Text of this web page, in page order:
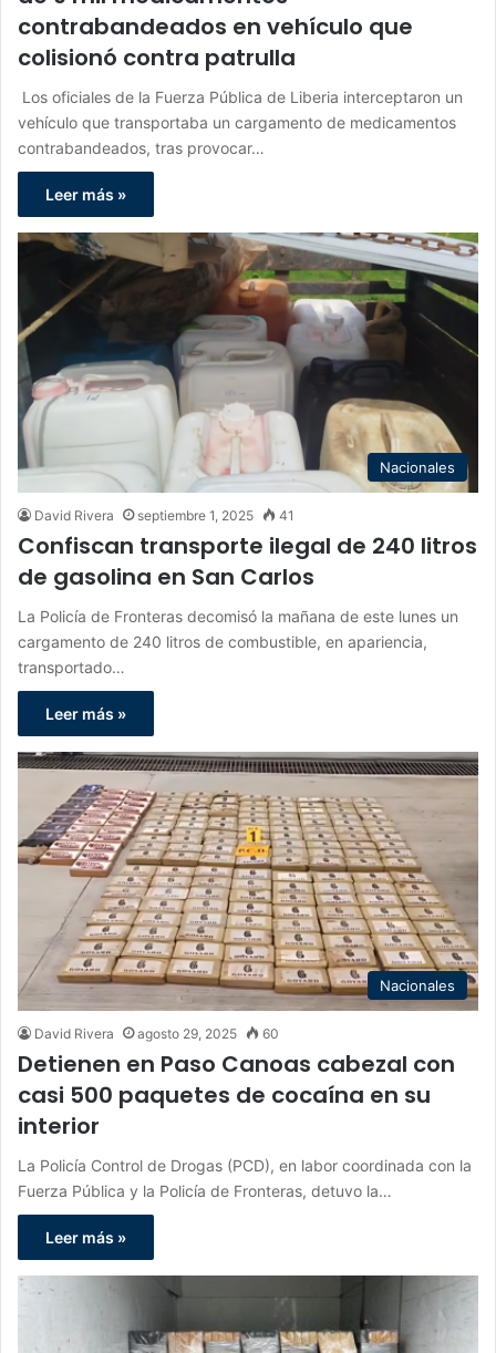
contrabandeados en vehículo que
colisionó contra patrulla
Los oficiales de la Fuerza Pública de Liberia interceptaron un
vehículo que transportaba un cargamento de medicamentos
contrabandeados, tras provocar…
Leer más »
Nacionales
David Rivera septiembre 1, 2025 41
Confiscan transporte ilegal de 240 litros
de gasolina en San Carlos
La Policía de Fronteras decomisó la mañana de este lunes un
cargamento de 240 litros de combustible, en apariencia,
transportado…
Leer más »
Nacionales
David Rivera agosto 29, 2025 60
Detienen en Paso Canoas cabezal con
casi 500 paquetes de cocaína en su
interior
La Policía Control de Drogas (PCD), en labor coordinada con la
Fuerza Pública y la Policía de Fronteras, detuvo la…
Leer más »